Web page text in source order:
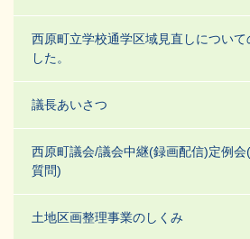
西原町立学校通学区域見直しについて
した。
議長あいさつ
西原町議会/議会中継(録画配信)定例
質問)
土地区画整理事業のしくみ